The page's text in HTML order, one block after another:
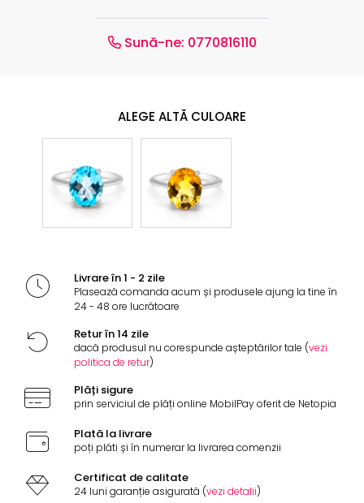
Sună-ne: 0770816110
ALEGE ALTĂ CULOARE
Livrare în 1 - 2 zile
Plasează comanda acum și produsele ajung la tine în
24 - 48 ore lucrătoare
Retur în 14 zile
dacă produsul nu corespunde așteptărilor tale (vezi
politica de retur)
Plăți sigure
prin serviciul de plăți online MobilPay oferit de Netopia
Plată la livrare
poți plăti și în numerar la livrarea comenzii
Certificat de calitate
24 luni garanție asigurată (vezi detalii)